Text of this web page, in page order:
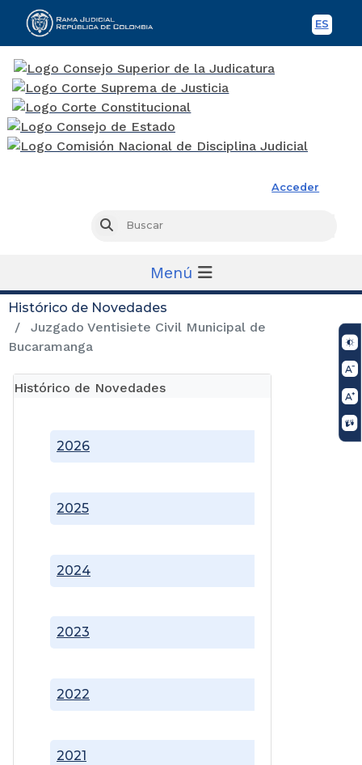
ES
Acceder
Buscar
Menú
Histórico de Novedades
Juzgado Ventisiete Civil Municipal de
Bucaramanga
Histórico de Novedades
2021
2022
2023
2024
2025
2026